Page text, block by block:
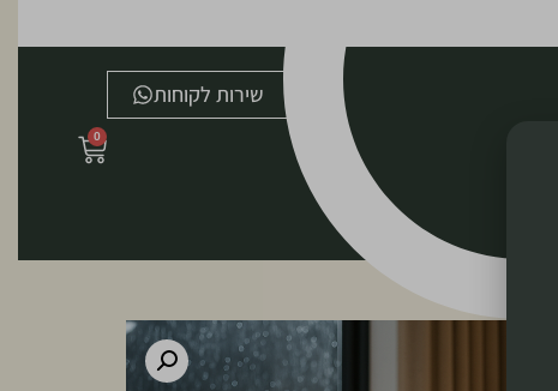
0
שירות לקוחות